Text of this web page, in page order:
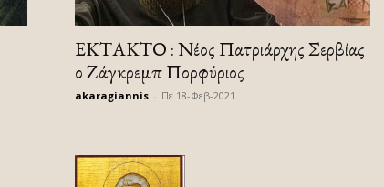
ΕΚΤΑΚΤΟ : Νέος Πατριάρχης Σερβίας
ο Ζάγκρεμπ Πορφύριος
akaragiannis Πε 18-Φεβ-2021